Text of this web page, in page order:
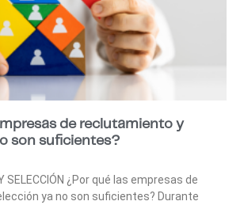
de reclutamiento y
son suficientes?
SELECCIÓN ¿Por qué las empresas de
ya no son suficientes? Durante